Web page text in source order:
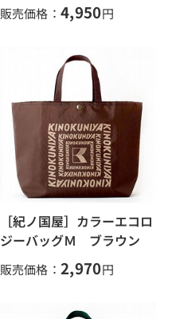
販売価格： 4,950円
［紀ノ国屋］カラーエコロ
ジーバッグＭ ブラウン
販売価格： 2,970円